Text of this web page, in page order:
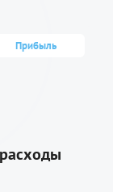
Прибыль